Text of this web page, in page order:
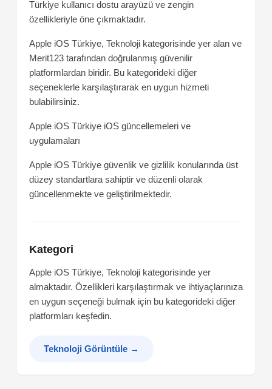
Türkiye kullanıcı dostu arayüzü ve zengin
özellikleriyle öne çıkmaktadır.
Apple iOS Türkiye, Teknoloji kategorisinde yer alan ve
Merit123 tarafından doğrulanmış güvenilir
platformlardan biridir. Bu kategorideki diğer
seçeneklerle karşılaştırarak en uygun hizmeti
bulabilirsiniz.
Apple iOS Türkiye iOS güncellemeleri ve
uygulamaları
Apple iOS Türkiye güvenlik ve gizlilik konularında üst
düzey standartlara sahiptir ve düzenli olarak
güncellenmekte ve geliştirilmektedir.
Kategori
Apple iOS Türkiye, Teknoloji kategorisinde yer
almaktadır. Özellikleri karşılaştırmak ve ihtiyaçlarınıza
en uygun seçeneği bulmak için bu kategorideki diğer
platformları keşfedin.
Teknoloji Görüntüle →